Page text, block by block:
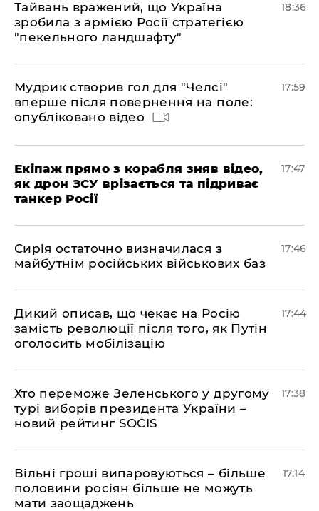
Тайвань вражений, що Україна
зробила з армією Росії стратегією
"пекельного ландшафту"
18:36
Мудрик створив гол для "Челсі"
вперше після повернення на поле:
опубліковано відео
17:59
Екіпаж прямо з корабля зняв відео,
як дрон ЗСУ врізається та підриває
танкер Росії
17:47
Сирія остаточно визначилася з
майбутнім російських військових баз
17:46
Дикий описав, що чекає на Росію
замість революції після того, як Путін
оголосить мобілізацію
17:44
Хто переможе Зеленського у другому
турі виборів президента України –
новий рейтинг SOCIS
17:38
Вільні гроші випаровуються – більше
половини росіян більше не можуть
мати заощаджень
17:14